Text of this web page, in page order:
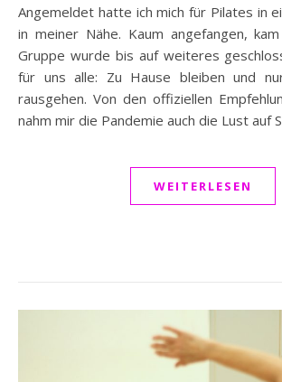
Angemeldet hatte ich mich für Pilates in
in meiner Nähe. Kaum angefangen,
Gruppe wurde bis auf weiteres
für uns alle: Zu Hause bleiben und
rausgehen. Von den offiziellen
nahm mir die Pandemie auch die Lust auf
WEITERLESEN